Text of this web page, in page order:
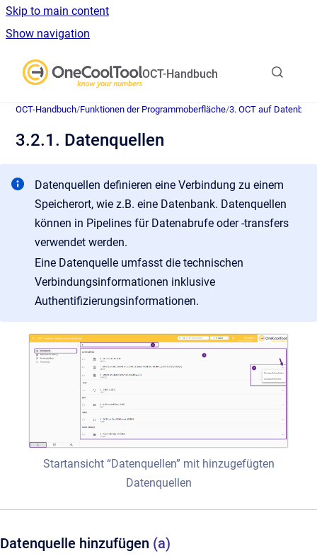
Skip to main content
Show navigation
OCT-Handbuch
OCT-Handbuch/Funktionen der Programmoberfläche/3. OCT auf
3.2.1. Datenquellen
Datenquellen definieren eine Verbindung zu einem
Speicherort, wie z.B. eine Datenbank. Datenquellen
können in Pipelines für Datenabrufe oder -transfers
verwendet werden.
Eine Datenquelle umfasst die technischen
Verbindungsinformationen inklusive
Authentifizierungsinformationen.
Startansicht “Datenquellen” mit hinzugefügten
Datenquellen
Datenquelle hinzufügen (a)